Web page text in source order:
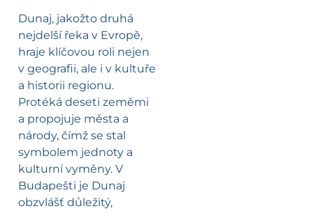
Dunaj, jakožto druhá
nejdelší řeka v Evropě,
hraje klíčovou roli nejen
v geografii, ale i v kultuře
a historii regionu.
Protéká deseti zeměmi
a propojuje města a
národy, čímž se stal
symbolem jednoty a
kulturní vyměny. V
Budapešti je Dunaj
obzvlášť důležitý,